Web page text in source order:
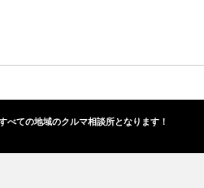
ての地域のクルマ相談所となります！